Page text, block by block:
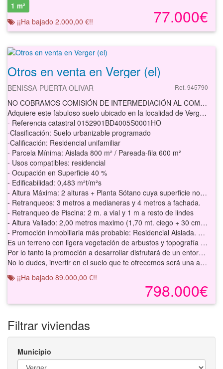
77.000€
1 m²
¡¡Ha bajado 2.000,00 €!!
Otros en venta en Verger (el)
BENISSA-PUERTA OLIVAR Ref. 945790
NO COBRAMOS COMISIÓN DE INTERMEDIACIÓN AL COMPRADOR
Adquiere este fabuloso suelo ubicado en la localidad de Verger, provincia de Alicante. Está muy bien comunicado y cuenta con buenos accesos.
- Referencia catastral 0152901BD4005S0001HO
-Clasificación: Suelo urbanizable programado
-Calificación: Residencial unifamiliar
- Parcela Mínima: Aislada 800 m² / Pareada-fila 600 m²
- Usos compatibles: residencial
- Ocupación en Superficie 40 %
- Edificabilidad: 0,483 m²t/m²s
- Altura Máxima: 2 alturas + Planta Sótano cuya superficie no computa si la altura de la Planta Baja supera 1,20 m.
- Retranqueos: 3 metros a medianeras y 4 metros a fachada.
- Retranqueo de Piscina: 2 m. a vial y 1 m a resto de lindes
- Altura Vallado: 2,00 metros maximo (1,70 mt. ciego + 30 cm de celosia)
- Promoción inmobiliaria más probable: Residencial Aislada. Edificabilidad: 7.787,32 m²c -11.680,98m²c (ps+pb+p1) - 37 viviendas de 315.70m²c
Es un terreno con ligera vegetación de arbustos y topografía plana en una parcela de terreno urbanizable con destino a edificación residencial en abierto perteneciente a la Unidad de Actuación UE-2 del Plan Parcial Residencial Norte del municipio, el cual se encuentra sin desarrollar.
Por lo tanto la promoción a desarrollar disfrutará de un entorno tranquilo y natural, pero sin renunciar a todos los servicios, equipamientos y atractivos necesarios para una gran calidad de vida. Sus accesos, comunicaciones y transportes harán que tengas todo a tu alcance.
No lo dudes, invertir en el suelo que te ofrecemos será una apuesta segura.
798.000€
¡¡Ha bajado 89.000,00 €!!
Filtrar viviendas
Municipio